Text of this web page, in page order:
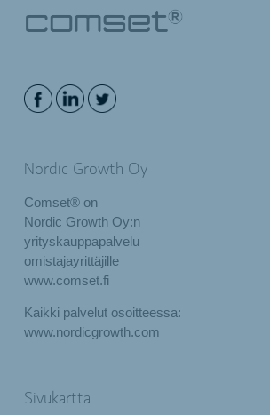
Nordic Growth Oy
Comset® on
Nordic Growth Oy:n
yrityskauppapalvelu
omistajayrittäjille
www.comset.fi
Kaikki palvelut osoitteessa:
www.nordicgrowth.com
Sivukartta